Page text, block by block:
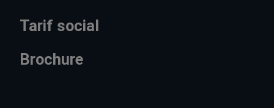
Tarif social
Brochure